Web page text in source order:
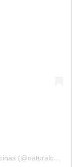
Una publicación compartida de Natural Cocinas (@naturalcocinas)